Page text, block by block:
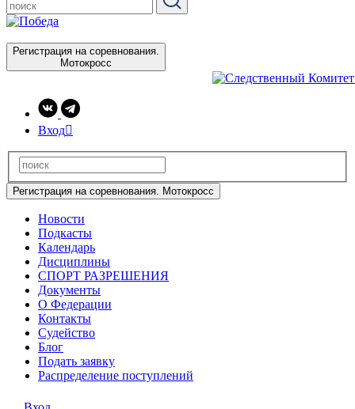
Регистрация на соревнования.
Мотокросс
Вход
Регистрация на соревнования. Мотокросс
Новости
Подкасты
Календарь
Дисциплины
СПОРТ РАЗРЕШЕНИЯ
Документы
О Федерации
Контакты
Судейство
Блог
Подать заявку
Распределение поступлений